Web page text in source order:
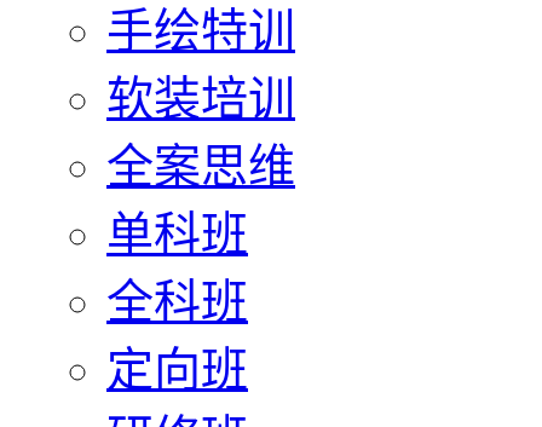
手绘特训
软装培训
全案思维
单科班
全科班
定向班